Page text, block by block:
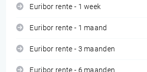
Euribor rente - 1 week
Euribor rente - 1 maand
Euribor rente - 3 maanden
Euribor rente - 6 maanden